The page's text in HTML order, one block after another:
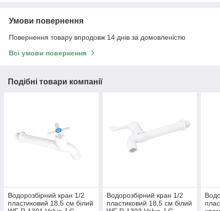
Умови повернення
Повернення товару впродовж 14 днів за домовленістю
Всі умови повернення
Подібні товари компанії
Водорозбірний кран 1/2
пластиковий 18,5 см білий
Водорозбірний кран 1/2
пластиковий 18,5 см білий